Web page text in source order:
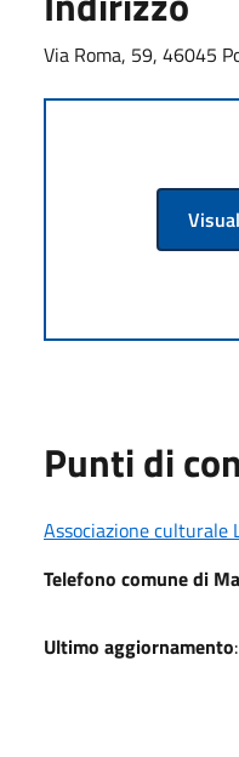
Via Roma, 59, 46045
Punti di
Associazione culturale
Telefono comune di
Ultimo aggiornamento